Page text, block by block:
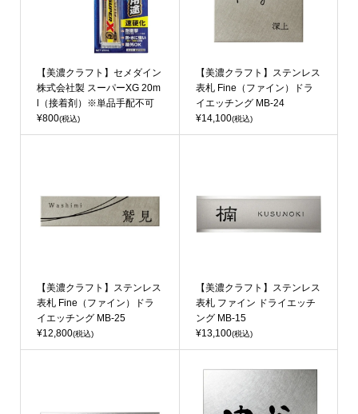
【美濃クラフト】セメダイン
株式会社製 スーパーXG 20m
l（接着剤）※単品手配不可
¥800(税込)
【美濃クラフト】ステンレス
表札 Fine（ファイン）ドラ
イエッチング MB-24
¥14,100(税込)
【美濃クラフト】ステンレス
表札 Fine（ファイン）ドラ
イエッチング MB-25
¥12,800(税込)
【美濃クラフト】ステンレス
表札 ファイン ドライエッチ
ング MB-15
¥13,100(税込)